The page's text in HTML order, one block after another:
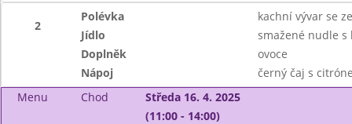
2
Polévka
kachní vývar se
Jídlo
smažené nudle s
Doplněk
ovoce
Nápoj
černý čaj s
Menu
Chod
Středa 16. 4. 2025
(11:00 - 14:00)